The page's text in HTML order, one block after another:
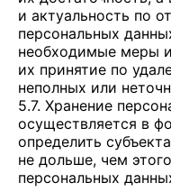
и актуальность по
персональных
необходимые меры
их принятие по
неполных или
5.7. Хранение
осуществляется в
определить
не дольше, чем
персональных